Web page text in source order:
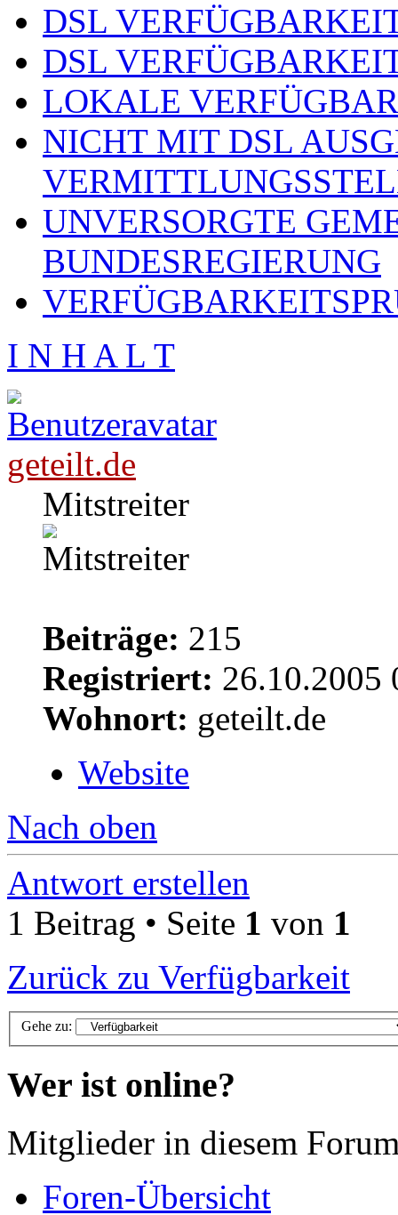
DSL
DSL
LOKALE
NICHT MIT DSL
UNVERSORGTE
BUNDESREGIERUNG
I N H A L T
geteilt.de
Mitstreiter
Beiträge: 215
Registriert: 26.10.2005
Wohnort: geteilt.de
Website
Nach oben
Antwort erstellen
1 Beitrag • Seite 1 von 1
Zurück zu Verfügbarkeit
Gehe zu:
Wer ist online?
Mitglieder in diesem
Foren-Übersicht